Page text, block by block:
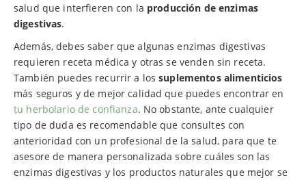
salud que interfieren con la producción de enzimas
digestivas.
Además, debes saber que algunas enzimas digestivas
requieren receta médica y otras se venden sin receta.
También puedes recurrir a lossuplementos alimenticios
más seguros y de mejor calidad que puedes encontrar en
tu herbolario de confianza. No obstante, ante cualquier
tipo de duda es recomendable que consultes con
anterioridad con un profesional de la salud, para que te
asesore de manera personalizada sobre cuáles son las
enzimas digestivas y los productos naturales que mejor se